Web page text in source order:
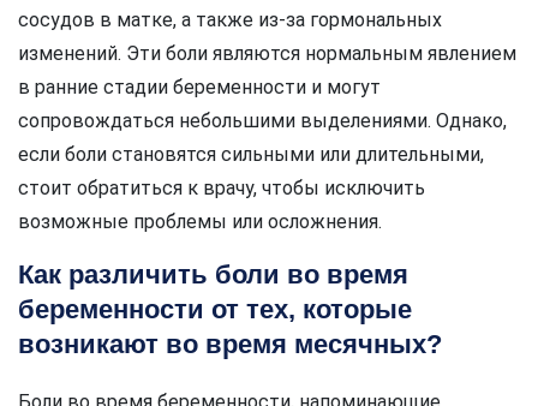
сосудов в матке, а также из-за гормональных
изменений. Эти боли являются нормальным явлением
в ранние стадии беременности и могут
сопровождаться небольшими выделениями. Однако,
если боли становятся сильными или длительными,
стоит обратиться к врачу, чтобы исключить
возможные проблемы или осложнения.
Как различить боли во время
беременности от тех, которые
возникают во время месячных?